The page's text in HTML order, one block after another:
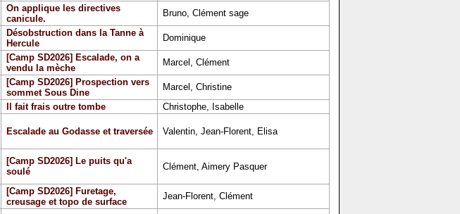
On applique les directives
canicule.
Bruno, Clément sage
Désobstruction dans la Tanne à
Hercule
Dominique
[Camp SD2026] Escalade, on a
vendu la mèche
Marcel, Clément
[Camp SD2026] Prospection vers
sommet Sous Dine
Marcel, Christine
Il fait frais outre tombe
Christophe, Isabelle
Escalade au Godasse et traversée Valentin, Jean-Florent, Elisa
[Camp SD2026] Le puits qu'a
soulé
Clément, Aimery Pasquer
[Camp SD2026] Furetage,
creusage et topo de surface
Jean-Florent, Clément